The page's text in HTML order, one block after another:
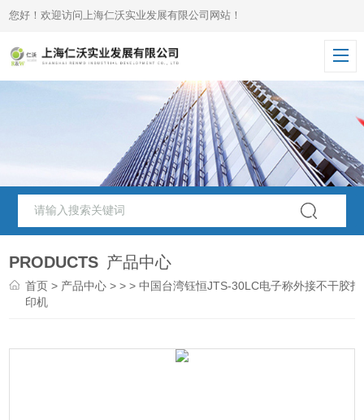
您好！欢迎访问上海仁沃实业发展有限公司网站！
PRODUCTS 产品中心
首页 > 产品中心 > > > 中国台湾钰恒JTS-30LC电子称外接不干胶打
印机